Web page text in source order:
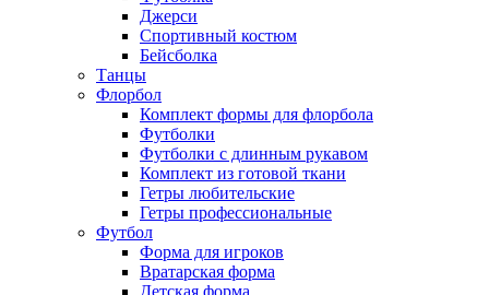
Джерси
Спортивный костюм
Бейсболка
Танцы
Флорбол
Комплект формы для флорбола
Футболки
Футболки с длинным рукавом
Комплект из готовой ткани
Гетры любительские
Гетры профессиональные
Футбол
Форма для игроков
Вратарская форма